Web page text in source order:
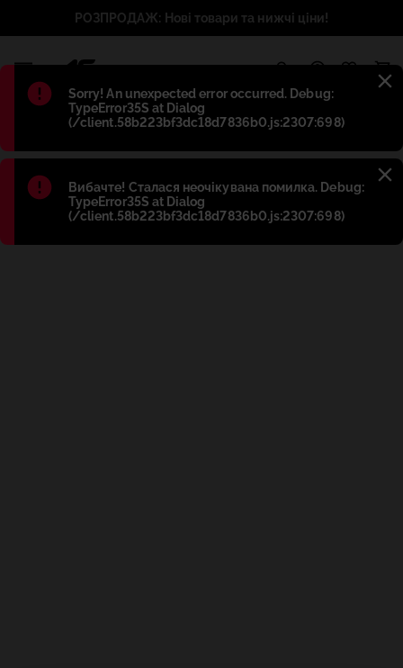
Błąd:
Sorry! An unexpected error occurred. Debug:
TypeError35S at Dialog
(/client.58b223bf3dc18d7836b0.js:2307:698)
Błąd:
Вибачте! Сталася неочікувана помилка. Debug:
TypeError35S at Dialog
(/client.58b223bf3dc18d7836b0.js:2307:698)
РОЗПРОДАЖ: Нові товари та нижчі ціни!